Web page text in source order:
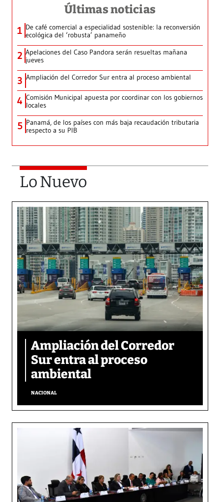
Últimas noticias
1 De café comercial a especialidad sostenible: la reconversión
ecológica del ‘robusta’ panameño
2 Apelaciones del Caso Pandora serán resueltas mañana
jueves
3 Ampliación del Corredor Sur entra al proceso ambiental
4 Comisión Municipal apuesta por coordinar con los gobiernos
locales
5 Panamá, de los países con más baja recaudación tributaria
respecto a su PIB
Lo Nuevo
Ampliación del Corredor
Sur entra al proceso
ambiental
NACIONAL